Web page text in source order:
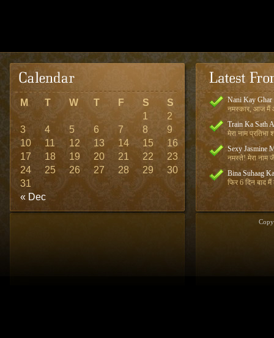
M T W T F S S
« Dec
1
2
3
4 5 6 7 8
9
10
11 12 13 14 15
16
17
18 19 20 21 22
23
24
25 26 27 28 29
30
31
Nani Kay Ghar
नमस्कार, आज मैं
Train Ka Sath
मेरा नाम प्रतिभा
Sexy Jasmine
नमस्ते! मेरा नाम
Bina Suhaag
फिर 6 दिन बाद